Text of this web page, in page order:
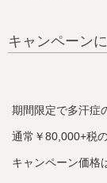
キャンペーン
期間限定で多汗症
通常￥80,000+税
キャンペーン価格